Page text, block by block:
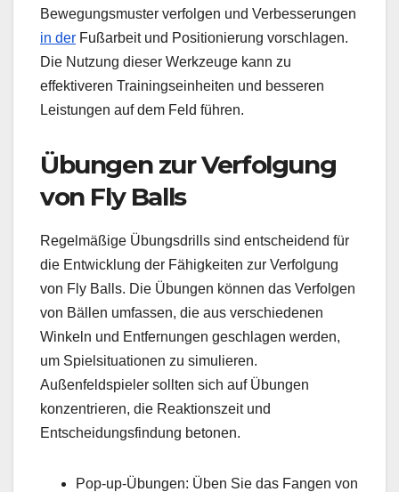
Bewegungsmuster verfolgen und Verbesserungen
in der Fußarbeit und Positionierung vorschlagen.
Die Nutzung dieser Werkzeuge kann zu
effektiveren Trainingseinheiten und besseren
Leistungen auf dem Feld führen.
Übungen zur Verfolgung
von Fly Balls
Regelmäßige Übungsdrills sind entscheidend für
die Entwicklung der Fähigkeiten zur Verfolgung
von Fly Balls. Die Übungen können das Verfolgen
von Bällen umfassen, die aus verschiedenen
Winkeln und Entfernungen geschlagen werden,
um Spielsituationen zu simulieren.
Außenfeldspieler sollten sich auf Übungen
konzentrieren, die Reaktionszeit und
Entscheidungsfindung betonen.
Pop-up-Übungen: Üben Sie das Fangen von